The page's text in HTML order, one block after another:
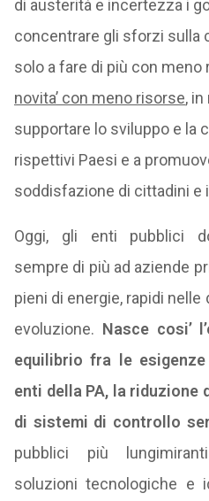
di austerità e incertezza i
concentrare gli sforzi sulla
solo a fare di più con meno
novita’ con meno risorse,
supportare lo sviluppo e la
rispettivi Paesi e a
soddisfazione di cittadini e
Oggi, gli enti pubblici
sempre di più ad aziende
pieni di energie, rapidi
evoluzione. Nasce cosi’
equilibrio fra le
enti della PA, la riduzione
di sistemi di controllo
pubblici più
soluzioni tecnologiche e